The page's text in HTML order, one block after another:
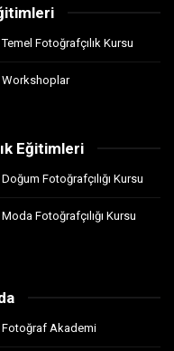
Temel Fotoğrafçılık Kursu
Workshoplar
Eğitimleri
Doğum Fotoğrafçılığı Kursu
Moda Fotoğrafçılığı Kursu
Fotoğraf Akademi